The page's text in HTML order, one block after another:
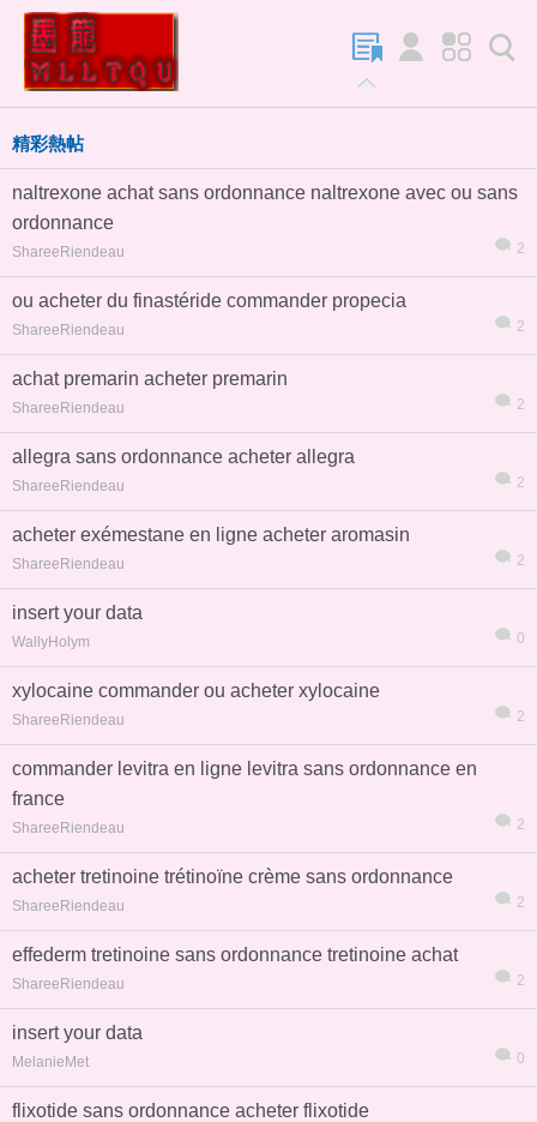
精彩熱帖
naltrexone achat sans ordonnance naltrexone avec ou sans
ordonnance
ShareeRiendeau 2
ou acheter du finastéride commander propecia
ShareeRiendeau 2
achat premarin acheter premarin
ShareeRiendeau 2
allegra sans ordonnance acheter allegra
ShareeRiendeau 2
acheter exémestane en ligne acheter aromasin
ShareeRiendeau 2
insert your data
WallyHolym 0
xylocaine commander ou acheter xylocaine
ShareeRiendeau 2
commander levitra en ligne levitra sans ordonnance en
france
ShareeRiendeau 2
acheter tretinoine trétinoïne crème sans ordonnance
ShareeRiendeau 2
effederm tretinoine sans ordonnance tretinoine achat
ShareeRiendeau 2
insert your data
MelanieMet 0
flixotide sans ordonnance acheter flixotide